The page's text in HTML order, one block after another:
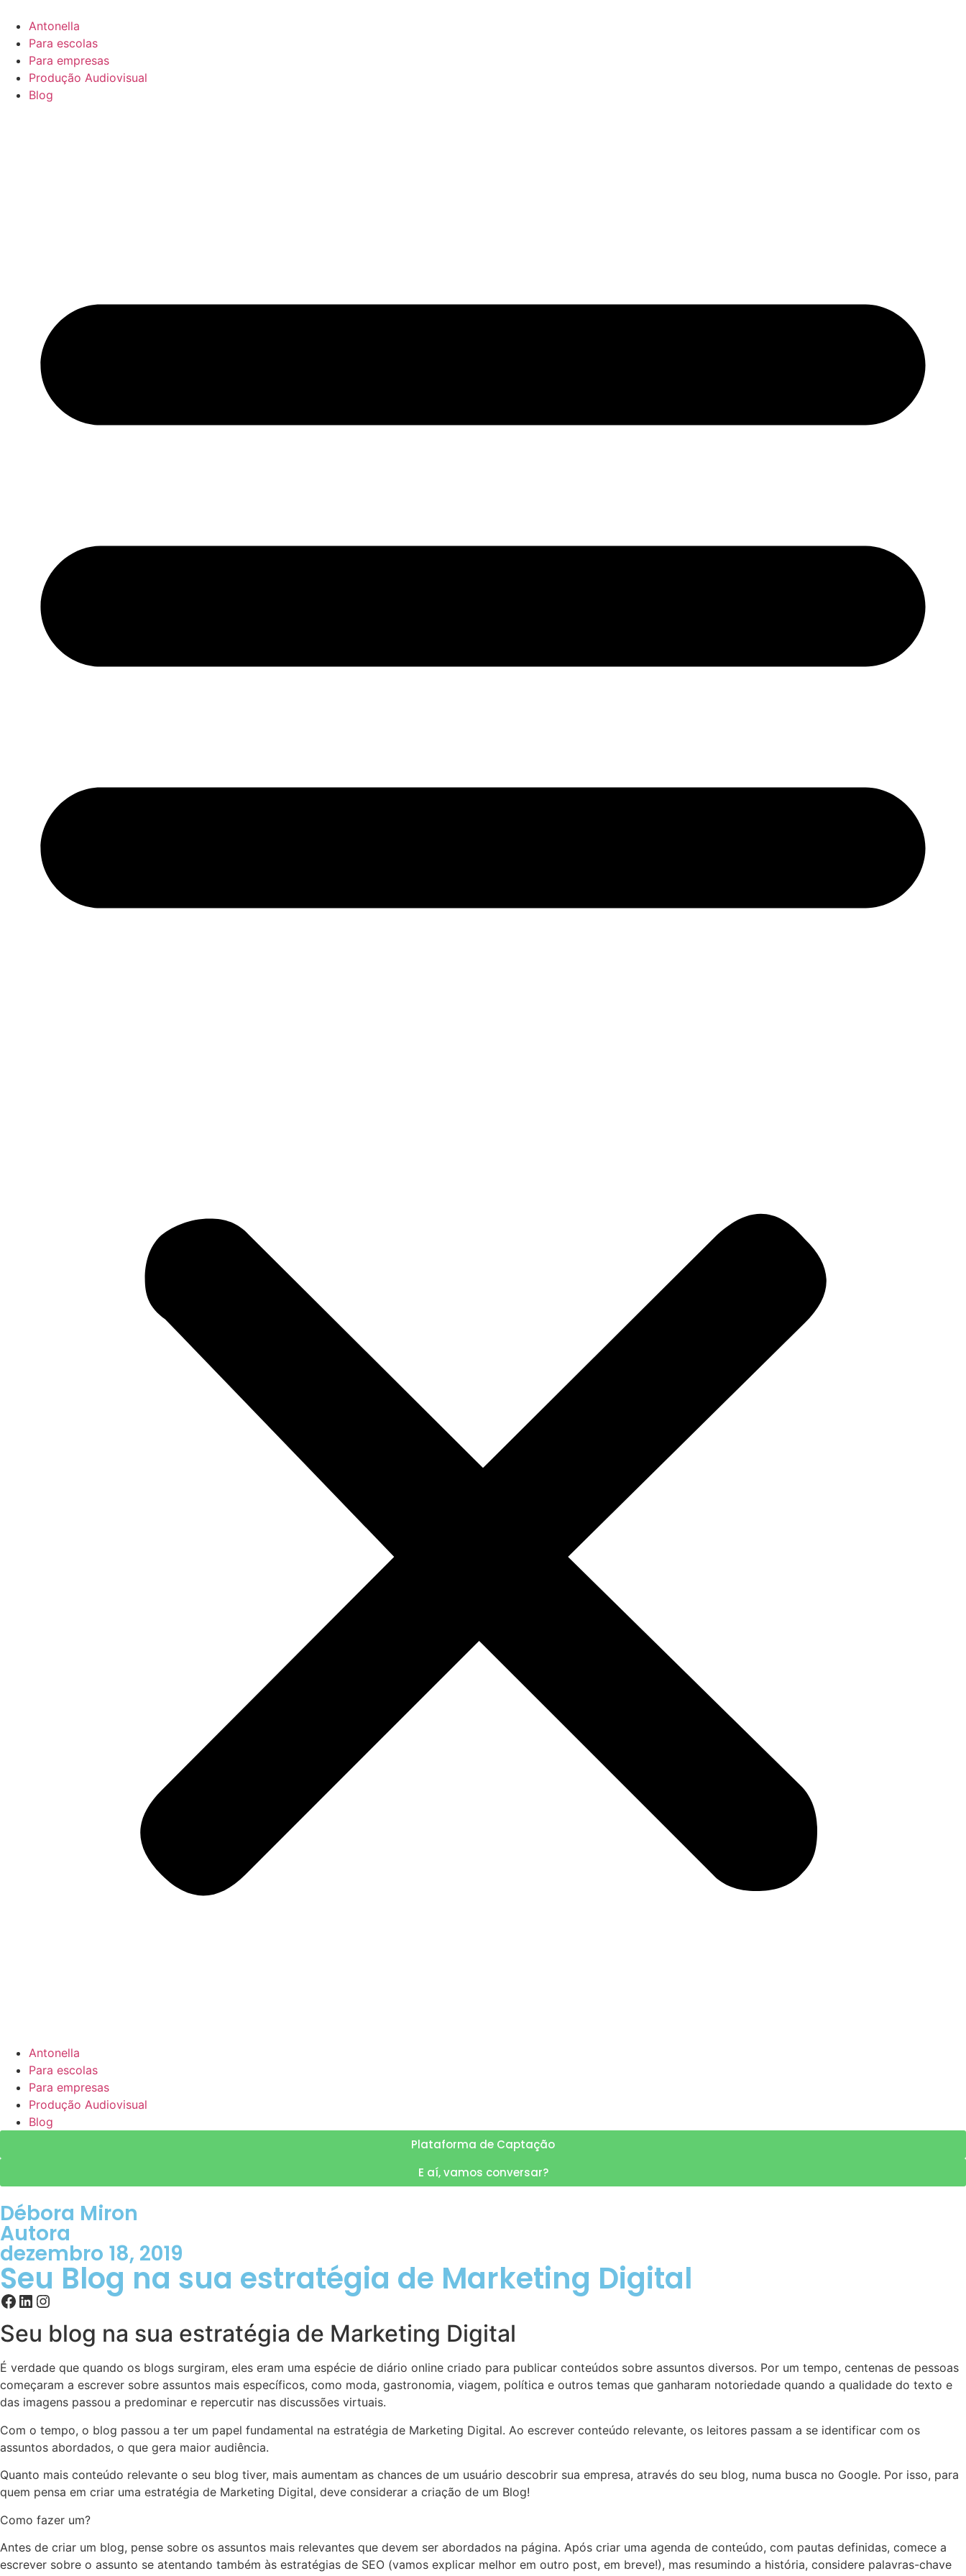
Antonella
Para escolas
Para empresas
Produção Audiovisual
Blog
Antonella
Para escolas
Para empresas
Produção Audiovisual
Blog
Plataforma de Captação
E aí, vamos conversar?
Débora Miron
Autora
dezembro 18, 2019
Seu Blog na sua estratégia de Marketing Digital
Seu blog na sua estratégia de Marketing Digital
É verdade que quando os blogs surgiram, eles eram uma espécie de diário online criado para publicar conteúdos sobre assuntos diversos. Por um tempo, centenas de pessoas
começaram a escrever sobre assuntos mais específicos, como moda, gastronomia, viagem, política e outros temas que ganharam notoriedade quando a qualidade do texto e
das imagens passou a predominar e repercutir nas discussões virtuais.
Com o tempo, o blog passou a ter um papel fundamental na estratégia de Marketing Digital. Ao escrever conteúdo relevante, os leitores passam a se identificar com os
assuntos abordados, o que gera maior audiência.
Quanto mais conteúdo relevante o seu blog tiver, mais aumentam as chances de um usuário descobrir sua empresa, através do seu blog, numa busca no Google. Por isso, para
quem pensa em criar uma estratégia de Marketing Digital, deve considerar a criação de um Blog!
Como fazer um?
Antes de criar um blog, pense sobre os assuntos mais relevantes que devem ser abordados na página. Após criar uma agenda de conteúdo, com pautas definidas, comece a
escrever sobre o assunto se atentando também às estratégias de SEO (vamos explicar melhor em outro post, em breve!), mas resumindo a história, considere palavras-chave